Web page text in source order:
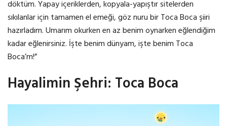
döktüm. Yapay içeriklerden, kopyala-yapıştır sitelerden
sıkılanlar için tamamen el emeği, göz nuru bir Toca Boca şiiri
hazırladım. Umarım okurken en az benim oynarken eğlendiğim
kadar eğlenirsiniz. İşte benim dünyam, işte benim Toca
Boca’m!”
Hayalimin Şehri: Toca Boca